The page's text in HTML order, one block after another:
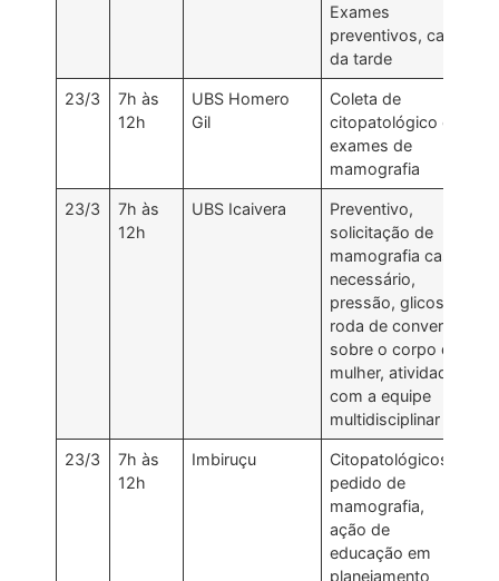
Exames
preventivos, café
da tarde
23/3
7h às
12h
UBS Homero
Gil
Coleta de
citopatológico e
exames de
mamografia
23/3
7h às
12h
UBS Icaivera
Preventivo,
solicitação de
mamografia caso
necessário,
pressão, glicose,
roda de conversa
sobre o corpo da
mulher, atividade
com a equipe
multidisciplinar
23/3
7h às
12h
Imbiruçu
Citopatológicos ,
pedido de
mamografia,
ação de
educação em
planejamento